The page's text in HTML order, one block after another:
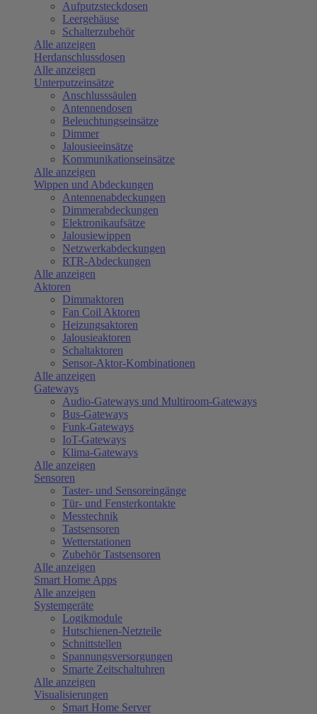
Aufputzsteckdosen
Leergehäuse
Schalterzubehör
Alle anzeigen
Herdanschlussdosen
Alle anzeigen
Unterputzeinsätze
Anschlusssäulen
Antennendosen
Beleuchtungseinsätze
Dimmer
Jalousieeinsätze
Kommunikationseinsätze
Alle anzeigen
Wippen und Abdeckungen
Antennenabdeckungen
Dimmerabdeckungen
Elektronikaufsätze
Jalousiewippen
Netzwerkabdeckungen
RTR-Abdeckungen
Alle anzeigen
Aktoren
Dimmaktoren
Fan Coil Aktoren
Heizungsaktoren
Jalousieaktoren
Schaltaktoren
Sensor-Aktor-Kombinationen
Alle anzeigen
Gateways
Audio-Gateways und Multiroom-Gateways
Bus-Gateways
Funk-Gateways
IoT-Gateways
Klima-Gateways
Alle anzeigen
Sensoren
Taster- und Sensoreingänge
Tür- und Fensterkontakte
Messtechnik
Tastsensoren
Wetterstationen
Zubehör Tastsensoren
Alle anzeigen
Smart Home Apps
Alle anzeigen
Systemgeräte
Logikmodule
Hutschienen-Netzteile
Schnittstellen
Spannungsversorgungen
Smarte Zeitschaltuhren
Alle anzeigen
Visualisierungen
Smart Home Server